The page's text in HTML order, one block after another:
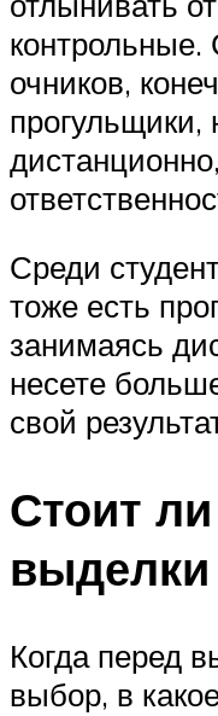
контрольные.
очников,
прогульщики,
Среди
тоже есть
занимаясь
несете
свой
Стоит
выделки
Когда перед
выбор, в